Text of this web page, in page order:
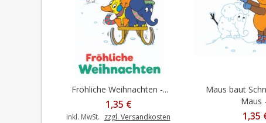
In den Warenkorb
Fröhliche Weihnachten -...
1,35 €
inkl. MwSt. zzgl. Versandkosten
In den
Maus baut
Maus
1,35